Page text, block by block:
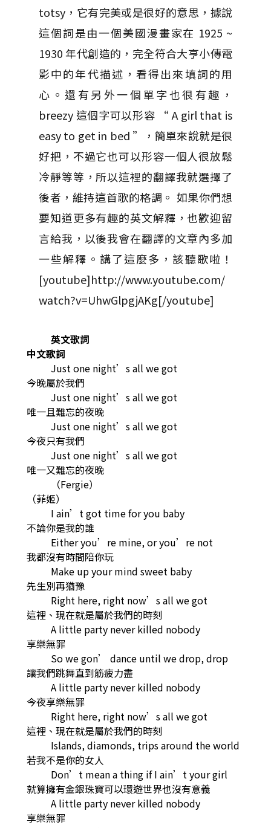
totsy，它有完美或是很好的意思，據說
這個詞是由一個美國漫畫家在 1925 ~
1930 年代創造的，完全符合大亨小傳電
影中的年代描述，看得出來填詞的用
心。還有另外一個單字也很有趣，
breezy 這個字可以形容 “ A girl that is
easy to get in bed ”，簡單來說就是很
好把，不過它也可以形容一個人很放鬆
冷靜等等，所以這裡的翻譯我就選擇了
後者，維持這首歌的格調。 如果你們想
要知道更多有趣的英文解釋，也歡迎留
言給我，以後我會在翻譯的文章內多加
一些解釋。講了這麼多，該聽歌啦！
[youtube]http://www.youtube.com/
watch?v=UhwGlpgjAKg[/youtube]
英文歌詞
中文歌詞
Just one night’s all we got
今晚屬於我們
Just one night’s all we got
唯一且難忘的夜晚
Just one night’s all we got
今夜只有我們
Just one night’s all we got
唯一又難忘的夜晚
（Fergie）
（菲姬）
I ain’t got time for you baby
不論你是我的誰
Either you’re mine, or you’re not
我都沒有時間陪你玩
Make up your mind sweet baby
先生別再猶豫
Right here, right now’s all we got
這裡、現在就是屬於我們的時刻
A little party never killed nobody
享樂無罪
So we gon’ dance until we drop, drop
讓我們跳舞直到筋疲力盡
A little party never killed nobody
今夜享樂無罪
Right here, right now’s all we got
這裡、現在就是屬於我們的時刻
Islands, diamonds, trips around the world
若我不是你的女人
Don’t mean a thing if I ain’t your girl
就算擁有金銀珠寶可以環遊世界也沒有意義
A little party never killed nobody
享樂無罪